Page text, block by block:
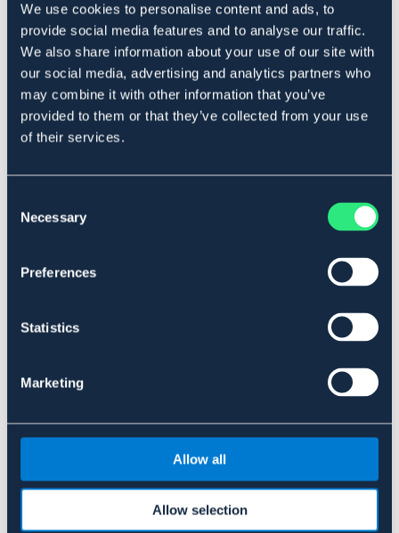
We use cookies to personalise content and ads, to
provide social media features and to analyse our traffic.
We also share information about your use of our site with
our social media, advertising and analytics partners who
may combine it with other information that you’ve
provided to them or that they’ve collected from your use
of their services.
Selection
Necessary
Preferences
Statistics
Marketing
Allow all
Allow selection
I lager Se lager i butik
Produktbeskrivning
Med halsring. Tillverkad i smidigt läder.
Art.nr. 2300-BK-PS
SVART BRUN
Material & mått
Se lager i butik
Recensioner
Liknande produkter